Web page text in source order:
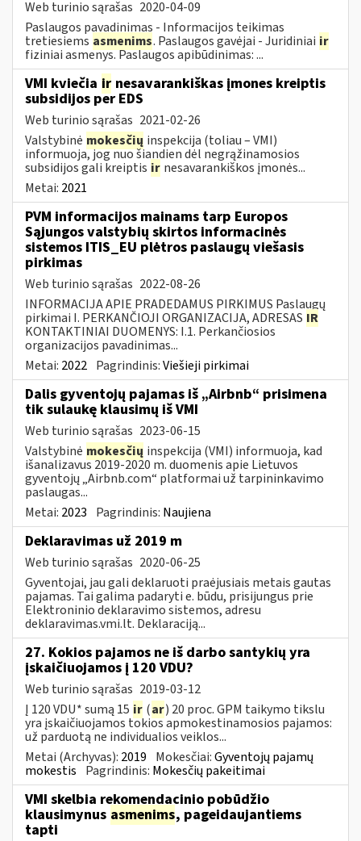
Web turinio sąrašas 2020-04-09
Paslaugos pavadinimas - Informacijos teikimas
tretiesiems asmenims. Paslaugos gavėjai - Juridiniai ir
fiziniai asmenys. Paslaugos apibūdinimas: ...
VMI kviečia ir nesavarankiškas įmones kreiptis
subsidijos per EDS
Web turinio sąrašas 2021-02-26
Valstybinė mokesčių inspekcija (toliau – VMI)
informuoja, jog nuo šiandien dėl negrąžinamosios
subsidijos gali kreiptis ir nesavarankiškos įmonės...
Metai: 2021
PVM informacijos mainams tarp Europos
Sąjungos valstybių skirtos informacinės
sistemos ITIS_EU plėtros paslaugų viešasis
pirkimas
Web turinio sąrašas 2022-08-26
INFORMACIJA APIE PRADEDAMUS PIRKIMUS Paslaugų
pirkimai I. PERKANČIOJI ORGANIZACIJA, ADRESAS IR
KONTAKTINIAI DUOMENYS: I.1. Perkančiosios
organizacijos pavadinimas...
Metai: 2022 Pagrindinis:Viešieji pirkimai
Dalis gyventojų pajamas iš „Airbnb“ prisimena
tik sulaukę klausimų iš VMI
Web turinio sąrašas 2023-06-15
Valstybinė mokesčių inspekcija (VMI) informuoja, kad
išanalizavus 2019-2020 m. duomenis apie Lietuvos
gyventojų „Airbnb.com“ platformai už tarpininkavimo
paslaugas...
Metai: 2023 Pagrindinis: Naujiena
Deklaravimas už 2019 m
Web turinio sąrašas 2020-06-25
Gyventojai, jau gali deklaruoti praėjusiais metais gautas
pajamas. Tai galima padaryti e. būdu, prisijungus prie
Elektroninio deklaravimo sistemos, adresu
deklaravimas.vmi.lt. Deklaraciją...
27. Kokios pajamos ne iš darbo santykių yra
įskaičiuojamos į 120 VDU?
Web turinio sąrašas 2019-03-12
Į 120 VDU* sumą 15 ir (ar) 20 proc. GPM taikymo tikslu
yra įskaičiuojamos tokios apmokestinamosios pajamos:
už parduotą ne individualios veiklos...
Metai (Archyvas): 2019 Mokesčiai:Gyventojų pajamų
mokestis Pagrindinis: Mokesčių pakeitimai
VMI skelbia rekomendacinio pobūdžio
klausimynus asmenims, pageidaujantiems
tapti